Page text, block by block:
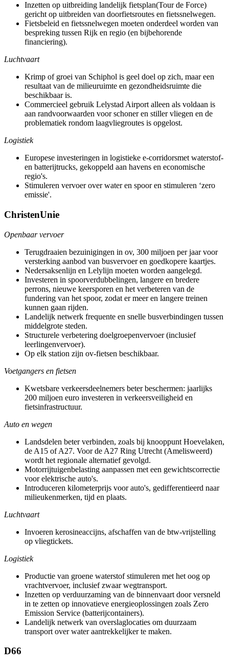
Inzetten op uitbreiding landelijk fietsplan(Tour de Force)
gericht op uitbreiden van doorfietsroutes en fietssnelwegen.
Fietsbeleid en fietssnelwegen moeten onderdeel worden van
bespreking tussen Rijk en regio (en bijbehorende
financiering).
Luchtvaart
Krimp of groei van Schiphol is geel doel op zich, maar een
resultaat van de milieuruimte en gezondheidsruimte die
beschikbaar is.
Commercieel gebruik Lelystad Airport alleen als voldaan is
aan randvoorwaarden voor schoner en stiller vliegen en de
problematiek rondom laagvliegroutes is opgelost.
Logistiek
Europese investeringen in logistieke e-corridorsmet waterstof-
en batterijtrucks, gekoppeld aan havens en economische
regio's.
Stimuleren vervoer over water en spoor en stimuleren ‘zero
emissie'.
ChristenUnie
Openbaar vervoer
Terugdraaien bezuinigingen in ov, 300 miljoen per jaar voor
versterking aanbod van busvervoer en goedkopere kaartjes.
Nedersaksenlijn en Lelylijn moeten worden aangelegd.
Investeren in spoorverdubbelingen, langere en bredere
perrons, nieuwe keersporen en het verbeteren van de
fundering van het spoor, zodat er meer en langere treinen
kunnen gaan rijden.
Landelijk netwerk frequente en snelle busverbindingen tussen
middelgrote steden.
Structurele verbetering doelgroepenvervoer (inclusief
leerlingenvervoer).
Op elk station zijn ov-fietsen beschikbaar.
Voetgangers en fietsen
Kwetsbare verkeersdeelnemers beter beschermen: jaarlijks
200 miljoen euro investeren in verkeersveiligheid en
fietsinfrastructuur.
Auto en wegen
Landsdelen beter verbinden, zoals bij knooppunt Hoevelaken,
de A15 of A27. Voor de A27 Ring Utrecht (Amelisweerd)
wordt het regionale alternatief gevolgd.
Motorrijtuigenbelasting aanpassen met een gewichtscorrectie
voor elektrische auto's.
Introduceren kilometerprijs voor auto's, gedifferentieerd naar
milieukenmerken, tijd en plaats.
Luchtvaart
Invoeren kerosineaccijns, afschaffen van de btw-vrijstelling
op vliegtickets.
Logistiek
Productie van groene waterstof stimuleren met het oog op
vrachtvervoer, inclusief zwaar wegtransport.
Inzetten op verduurzaming van de binnenvaart door versneld
in te zetten op innovatieve energieoplossingen zoals Zero
Emission Service (batterijcontainers).
Landelijk netwerk van overslaglocaties om duurzaam
transport over water aantrekkelijker te maken.
D66